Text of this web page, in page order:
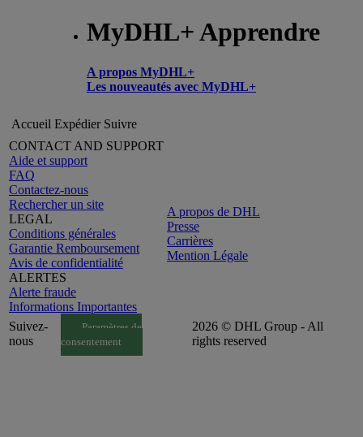
MyDHL+ Apprendre
A propos MyDHL+
Les nouveautés avec MyDHL+
Accueil Expédier Suivre
CONTACT AND SUPPORT
Aide et support
FAQ
Contactez-nous
Rechercher un site
LEGAL
Conditions générales
Garantie Remboursement
Avis de confidentialité
ALERTES
Alerte fraude
Informations Importantes
A propos de DHL
Presse
Carrières
Mention Légale
Suivez-
nous
Paramètres de
consentement
2026 © DHL Group - All
rights reserved